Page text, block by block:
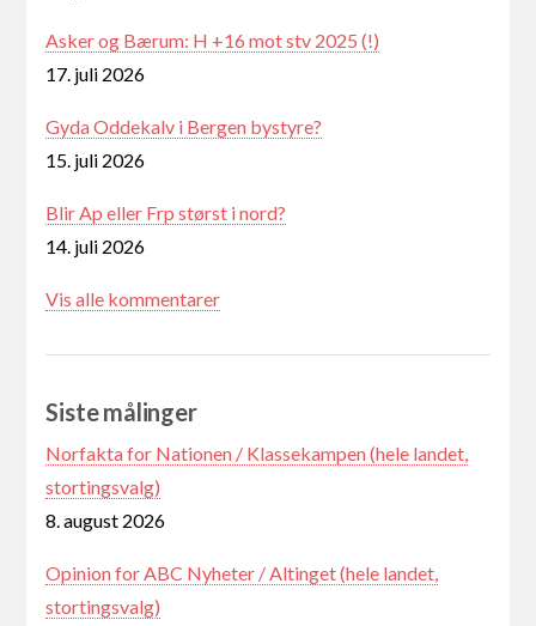
Asker og Bærum: H +16 mot stv 2025 (!)
17. juli 2026
Gyda Oddekalv i Bergen bystyre?
15. juli 2026
Blir Ap eller Frp størst i nord?
14. juli 2026
Vis alle kommentarer
Siste målinger
Norfakta for Nationen / Klassekampen (hele landet,
stortingsvalg)
8. august 2026
Opinion for ABC Nyheter / Altinget (hele landet,
stortingsvalg)